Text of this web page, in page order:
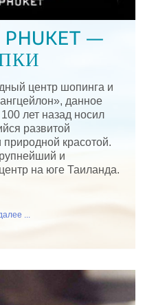
PHUKET —
центр шопинга и
данное
лет назад носил
развитой
красотой.
и
на юге Таиланда.
...